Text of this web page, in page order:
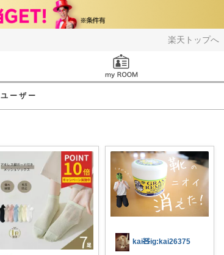
楽天トップへ
ユーザー
kai🧸ig:kai26375